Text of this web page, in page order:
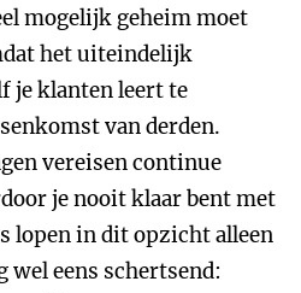
mogelijk geheim moet
het uiteindelijk
je klanten leert te
van derden.
vereisen continue
je nooit klaar bent met
lopen in dit opzicht alleen
wel eens schertsend: